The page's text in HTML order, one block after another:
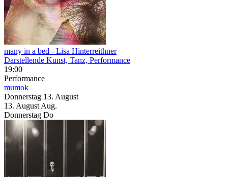
many in a bed - Lisa Hinterreithner
Darstellende Kunst, Tanz, Performance
19:00
Performance
mumok
Donnerstag 13. August
13. August Aug.
Donnerstag Do